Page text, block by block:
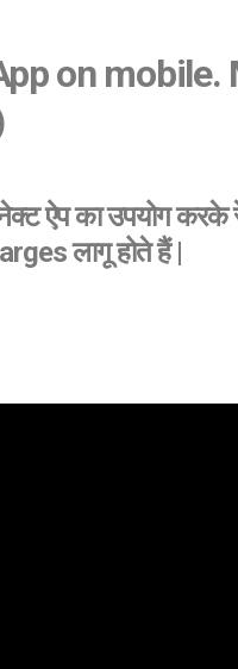
on
ऐप का उपयोग करके
लागू होते हैं |